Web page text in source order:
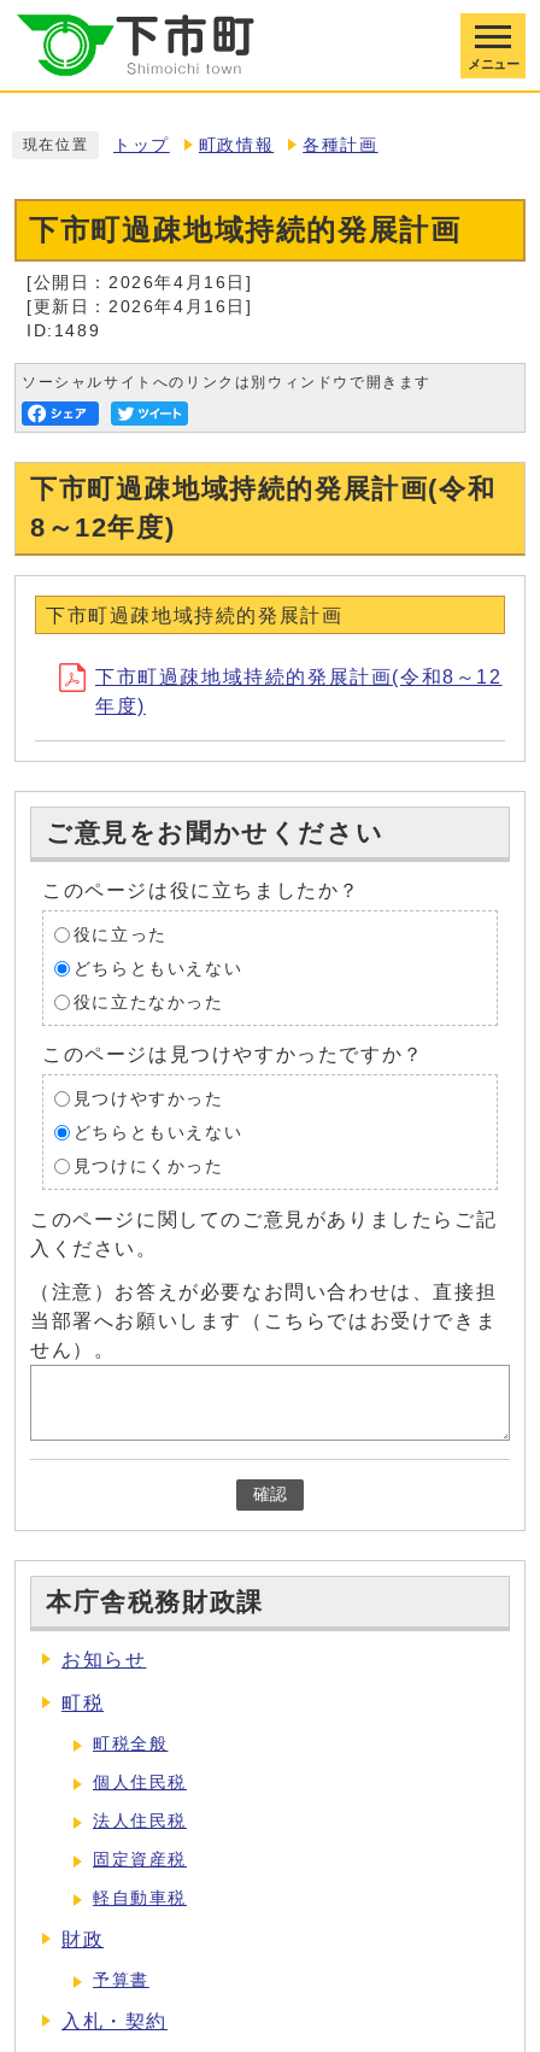
メニュー
現在位置 トップ 町政情報 各種計画
下市町過疎地域持続的発展計画
[公開日：2026年4月16日]
[更新日：2026年4月16日]
ID:1489
ソーシャルサイトへのリンクは別ウィンドウで開きます
下市町過疎地域持続的発展計画(令和
8～12年度)
下市町過疎地域持続的発展計画
下市町過疎地域持続的発展計画(令和8～12
年度)
ご意見をお聞かせください
このページは役に立ちましたか？
役に立った
どちらともいえない
役に立たなかった
このページは見つけやすかったですか？
見つけやすかった
どちらともいえない
見つけにくかった
このページに関してのご意見がありましたらご記
入ください。
（注意）お答えが必要なお問い合わせは、直接担
当部署へお願いします（こちらではお受けできま
せん）。
確認
本庁舎税務財政課
お知らせ
町税
町税全般
個人住民税
法人住民税
固定資産税
軽自動車税
財政
予算書
入札・契約